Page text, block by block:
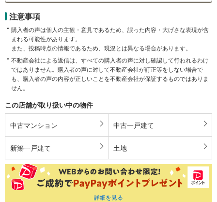
注意事項
購入者の声は個人の主観・意見であるため、誤った内容・大げさな表現が含
まれる可能性があります。
また、投稿時点の情報であるため、現況とは異なる場合があります。
不動産会社による返信は、すべての購入者の声に対し確認して行われるわけ
ではありません。購入者の声に対して不動産会社が訂正等をしない場合で
も、購入者の声の内容が正しいことを不動産会社が保証するものではありま
せん。
この店舗が取り扱い中の物件
中古マンション 中古一戸建て
新築一戸建て 土地
詳細を見る